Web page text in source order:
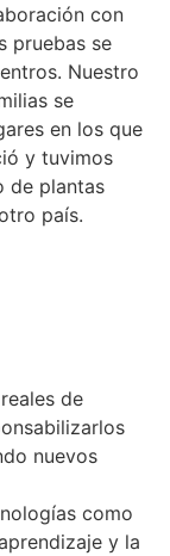
con
pruebas se
Nuestro
se
en los que
y tuvimos
de plantas
país.
de
nuevos
como
y la